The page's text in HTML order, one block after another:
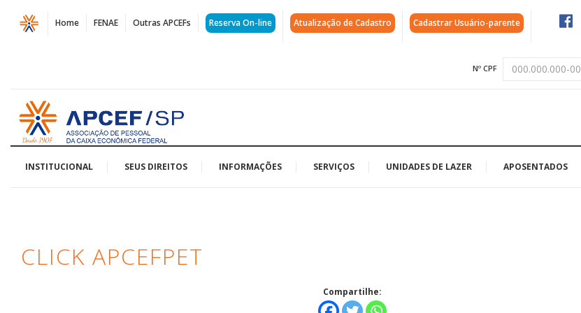
Página
Click
APCEF/SP
Home FENAE Outras APCEFs Reserva On-line Atualização de Cadastro Cadastrar Usuário-parente
Nº CPF
Acessar
página
inicial
INSTITUCIONAL SEUS DIREITOS INFORMAÇÕES SERVIÇOS UNIDADES DE LAZER APOSENTADOS
CLICK APCEFPET
Compartilhe: